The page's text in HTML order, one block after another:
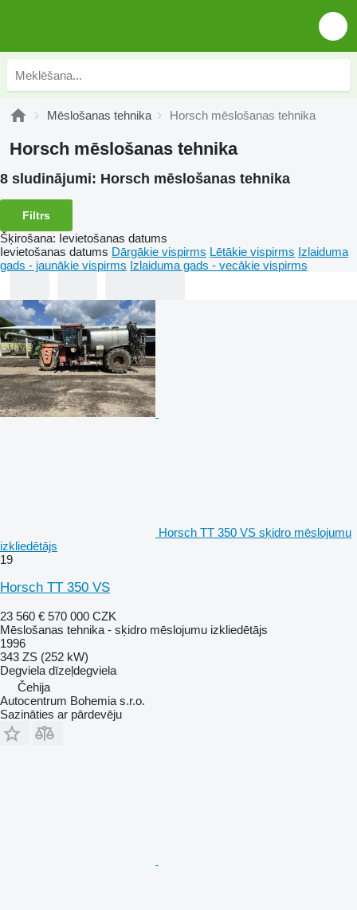
Mēslošanas tehnika Horsch mēslošanas tehnika
Horsch mēslošanas tehnika
8 sludinājumi: Horsch mēslošanas tehnika
Filtrs
Šķirošana: Ievietošanas datums
Ievietošanas datums Dārgākie vispirms Lētākie vispirms Izlaiduma
gads - jaunākie vispirms Izlaiduma gads - vecākie vispirms
Horsch TT 350 VS sķidro mēslojumu
izkliedētājs
19
Horsch TT 350 VS
23 560 € 570 000 CZK
Mēslošanas tehnika - sķidro mēslojumu izkliedētājs
1996
343 ZS (252 kW)
Degviela dīzeļdegviela
Čehija
Autocentrum Bohemia s.r.o.
Sazināties ar pārdevēju